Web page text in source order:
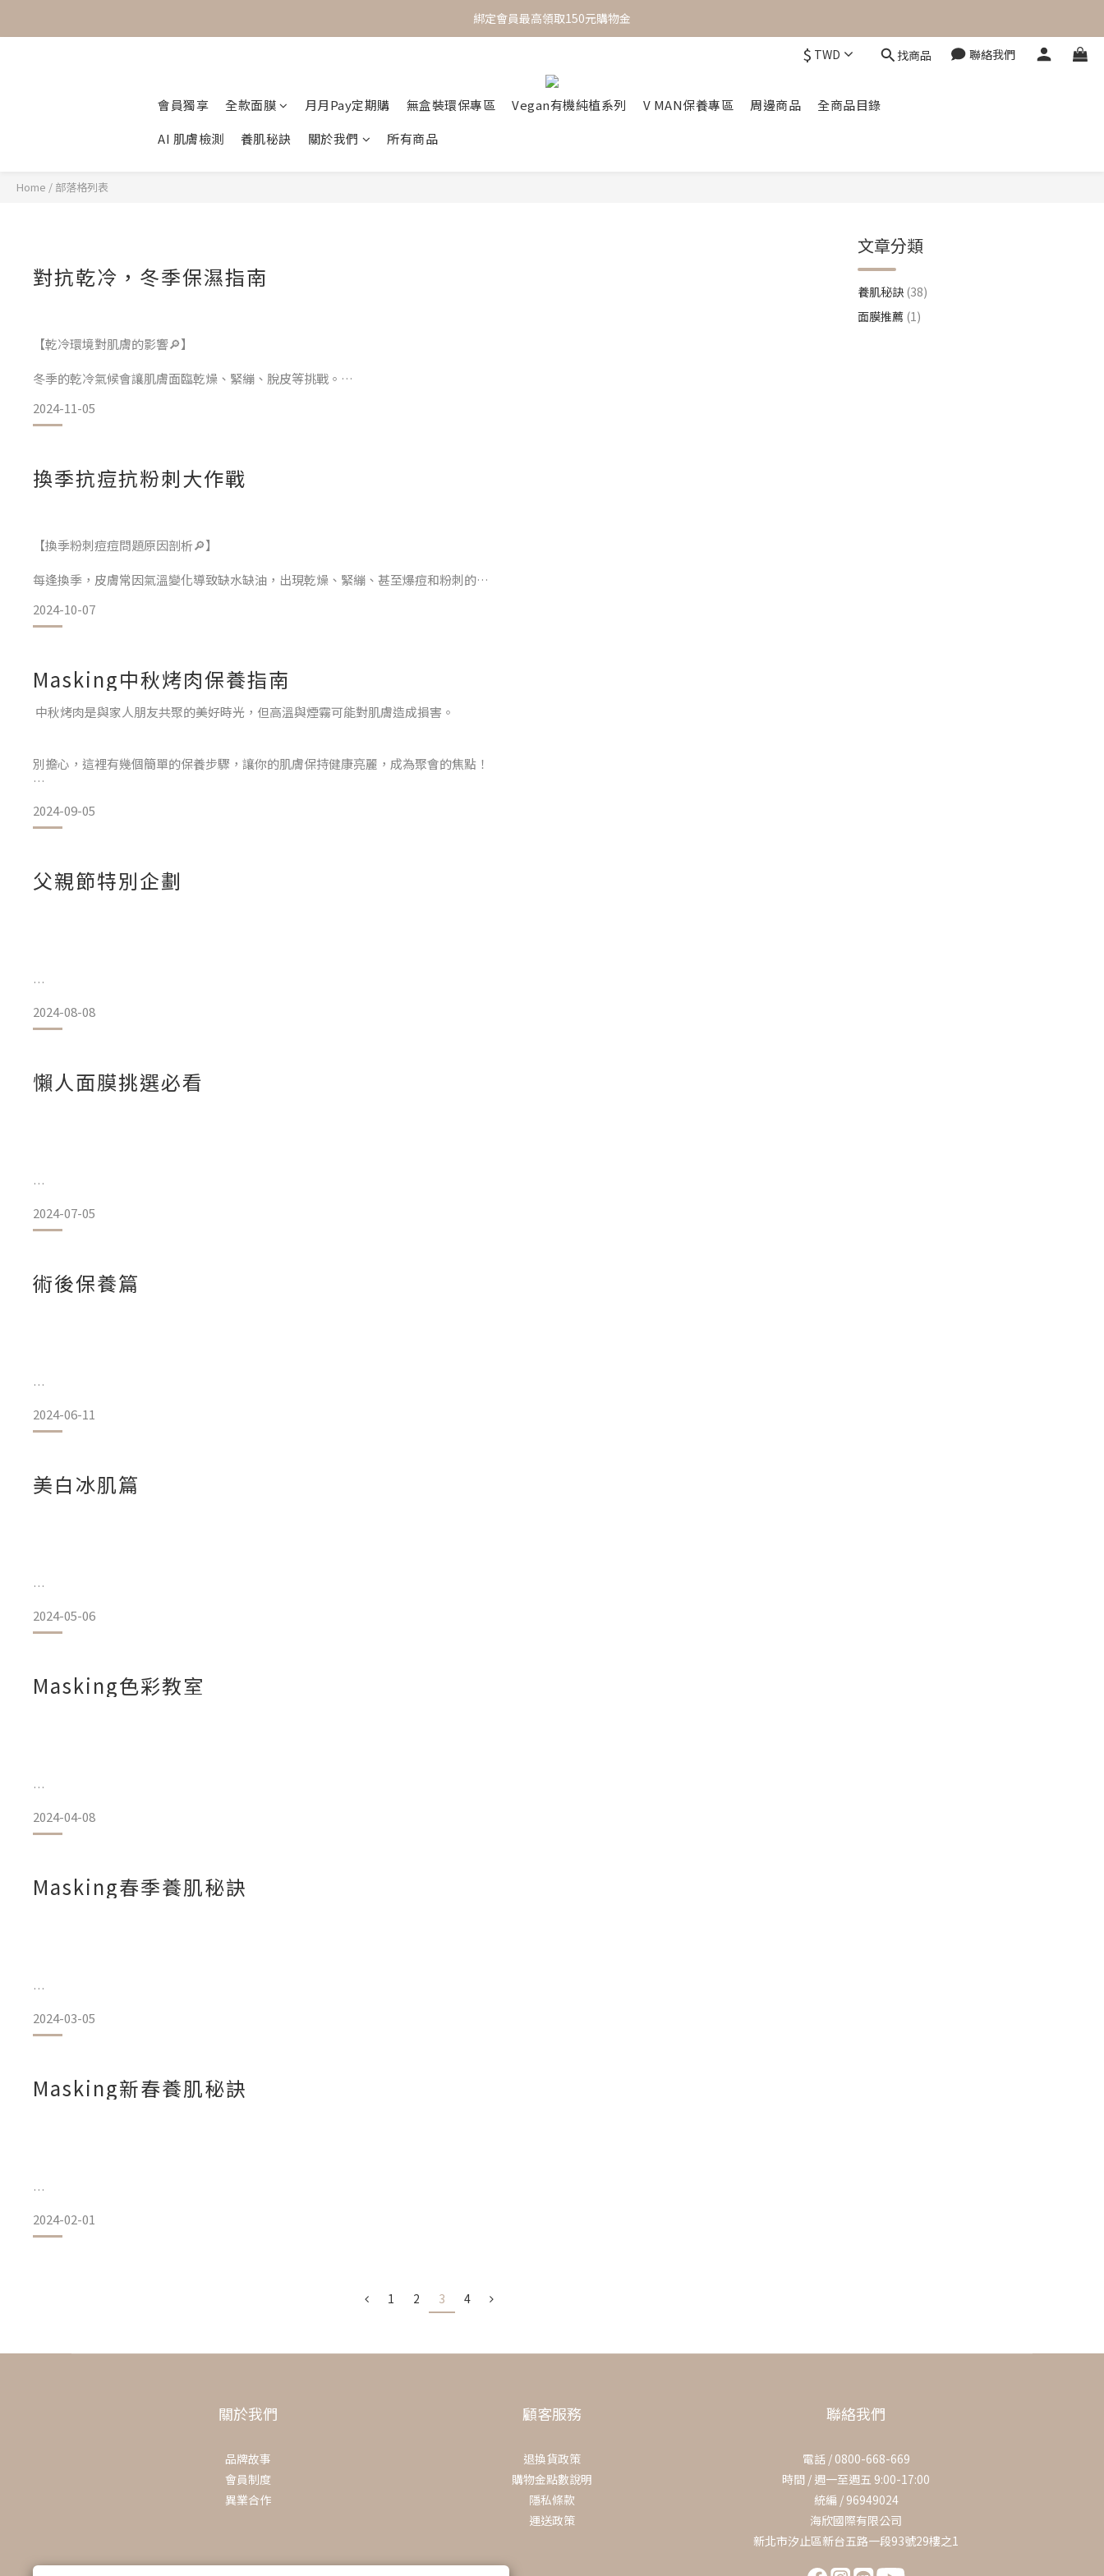
One Day One Masking  極簡保養｜極致呵護
綁定會員最高領取150元購物金
$ TWD 找商品 聯絡我們
會員獨享 全款面膜 月月Pay定期購 無盒裝環保專區 Vegan有機純植系列 V MAN保養專區 周邊商品
全商品目錄
AI 肌膚檢測
養肌秘訣 關於我們 所有商品
Home / 部落格列表
對抗乾冷，冬季保濕指南
【乾冷環境對肌膚的影響🔎】
冬季的乾冷氣候會讓肌膚面臨乾燥、緊繃、脫皮等挑戰。
隨著氣溫下降，空氣中的濕度也跟著降低，肌膚水分容易流失，導致乾燥細紋、敏感
等問題加劇。
要有效抵禦這些影響，冬季保濕必須加強，並提升肌膚屏障的防護力。
導致肌膚失去水分。
建議選擇無皂鹼的溫和潔面產品，以維持水油平衡，減少乾燥和不適感，讓肌膚在冬
2024-11-05
換季抗痘抗粉刺大作戰
【換季粉刺痘痘問題原因剖析🔎】
每逢換季，皮膚常因氣溫變化導致缺水缺油，出現乾燥、緊繃、甚至爆痘和粉刺的狀
當肌膚缺水時，皮脂腺會過度分泌油脂，結合老廢角質的堆積，讓痘痘和粉刺肆虐。
尤其是粉刺，當毛孔堵塞或皮脂分泌過多時，形成的白頭或黑頭粉刺會使皮膚更易長
痘。
想要對抗換季粉刺與痘痘，首先要做好肌膚的補水保濕，才能維持穩定的肌膚屏障。
1. 避免過度清潔
換季時皮膚特別敏感，過度清潔會破壞角質層，導致皮膚鎖水功能下降，反而
2024-10-07
Masking中秋烤肉保養指南
中秋烤肉是與家人朋友共聚的美好時光，但高溫與煙霧可能對肌膚造成損害。
別擔心，這裡有幾個簡單的保養步驟，讓你的肌膚保持健康亮麗，成為聚會的焦點！
【中秋聚會的前置保養作業】高溫和煙霧容易讓肌膚乾燥。前一晚，使用 V Man潔淨
露徹底清潔臉部，
去除一天的油脂和污垢，並為肌膚補充水分。接著敷上 Masking極度舒敏面膜，這款
【中秋深度養肌"3&
2024-09-05
父親節特別企劃
隨著八月的到來，父親節的腳步也越來越近。今年，不妨給爸爸一份特別的禮物 — 皮
訣，幫助他們保持健康、自信的形象。
隨著年齡增長，男性的皮膚也會面臨許多挑戰，如乾燥、鬆弛、細紋和暗沉等問題。
定期的皮膚保養不僅能改善外貌，還能提升自信和健康。尤其是在炎熱的八月，高溫
和紫外線更容易對皮膚造成傷害，保養更顯得格外重要。
1. 清潔 — 每日必不可
2024-08-08
懶人面膜挑選必看
《日常保養系列》
Masking 水水動能 (保濕)
#極致煥白 #暗沉殺手 #備長炭膜布
適合: 想要改善肌膚膚色不均/暗沉無光/驅黑美白 的你
#深度調節 #收斂控油
適合: 調節肌膚出油狀況/淨化且緊緻毛孔
2024-07-05
術後保養篇
《夏天適合做醫美雷射嗎!?》
答案是可以的!且通常恢復期短、對肌膚傷害較小的皮秒雷射會是夏季雷射的首選!
參考皮膚專科醫師建議，雷射術後的膚況較為乾燥，
《術後恢復期的保養怎麼做?》
通常，無論何種雷射，術後的肌膚基本上都是處於一種極脆弱的狀態，因此避免上妝
2024-06-11
美白冰肌篇
SS24 Is Coming!!!
如果你也想擁有明亮均勻的膚色，我們需要注意 :
在每天早上出門前使用足量塗抹在面部、頸部和手臂等暴露部位。
並且根據皮膚科醫師建議，如果是處於戶外，最好是能夠每兩小時補擦一次防曬，才
能夠對紫外線擁有完整的防護。
《選擇有效美白成分》
2024-05-06
Masking色彩教室
抑或只是時尚美妝界炒作而生的噱頭?
色風格。
意在採用各種鮮豔、亮眼的色彩作為設計中的主要色調來改善負面情緒、增加快樂
感，
2024-04-08
Masking春季養肌秘訣
讓你的肌膚24/7保持健康與美麗!!!。
春天開始，陽光與紫外線漸強，良好的防曬是肌膚保健的首要任務。
陽光傷害。
隨著氣溫回升，春天的肌膚容易變得乾燥，因此需要
2024-03-05
Masking新春養肌秘訣
新春家裡要除舊布新，你的肌膚又何嘗不是呢?
然而睡眠不足會影響體內松果體素分泌，進而產生黑色素而導致肌膚暗沉或膚色不
因此建議選用含美白成分的保養產品，改善暗沉與膚色不均問題，還你新春透亮好氣
2024-02-01
1 2 3 4
文章分類
養肌秘訣 (38)
面膜推薦 (1)
關於我們
品牌故事
會員制度
異業合作
顧客服務
退換貨政策
購物金點數說明
隱私條款
運送政策
聯絡我們
電話 / 0800-668-669
時間 / 週一至週五 9:00-17:00
統編 / 96949024
海欣國際有限公司
新北市汐止區新台五路一段93號29樓之1